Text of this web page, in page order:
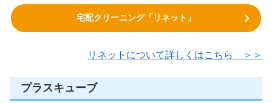
宅配クリーニング「リネット」
リネットについて詳しくはこちら ＞＞
プラスキューブ